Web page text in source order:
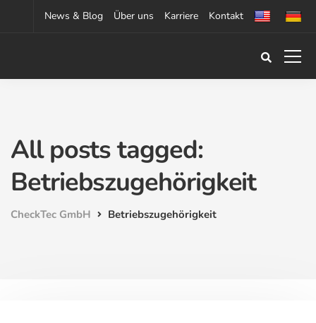
News & Blog Über uns Karriere Kontakt
All posts tagged:
Betriebszugehörigkeit
CheckTec GmbH Betriebszugehörigkeit